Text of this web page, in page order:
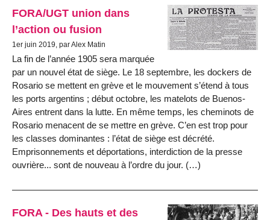
FORA/UGT union dans
l’action ou fusion
1er juin 2019, par Alex Matin
La fin de l’année 1905 sera marquée
par un nouvel état de siège. Le 18 septembre, les dockers de
Rosario se mettent en grève et le mouvement s’étend à tous
les ports argentins ; début octobre, les matelots de Buenos-
Aires entrent dans la lutte. En même temps, les cheminots de
Rosario menacent de se mettre en grève. C’en est trop pour
les classes dominantes : l’état de siège est décrété.
Emprisonnements et déportations, interdiction de la presse
ouvrière... sont de nouveau à l’ordre du jour. (…)
FORA - Des hauts et des